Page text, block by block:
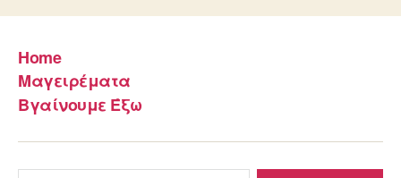
Home
Μαγειρέματα
Βγαίνουμε Έξω